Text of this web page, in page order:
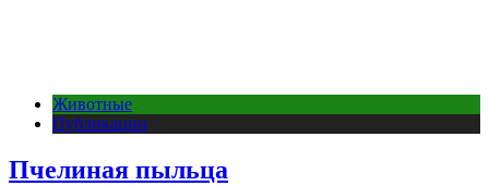
Животные
Публикации
Пчелиная пыльца